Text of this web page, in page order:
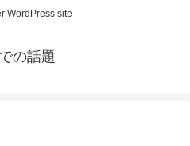
WordPress site
の話題